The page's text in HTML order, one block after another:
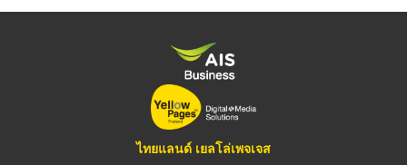
ไทยแลนด์ เยลโล่เพจเจส